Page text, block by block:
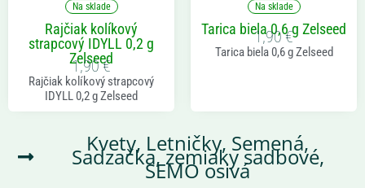
Na sklade
Rajčiak kolíkový
strapcový IDYLL 0,2 g
Zelseed
1,90€
Rajčiak kolíkový strapcový
IDYLL 0,2 g Zelseed
Na sklade
Tarica biela 0,6 g Zelseed
1,90€
Tarica biela 0,6 g Zelseed
Kvety, Letničky, Semená,
Sadzačka, zemiaky sadbové,
SEMO osivá